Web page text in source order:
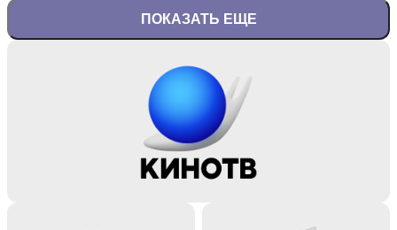
ПОКАЗАТЬ ЕЩЕ